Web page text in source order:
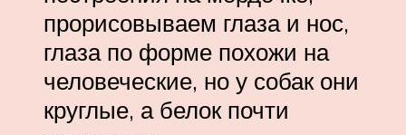
прорисовываем глаза и нос,
глаза по форме похожи на
человеческие, но у собак они
круглые, а белок почти